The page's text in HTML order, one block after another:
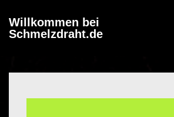
Zum
Inhalt
Willkommen bei
Schmelzdraht.de